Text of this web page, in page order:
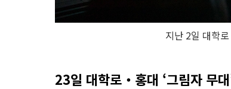
지난 2일 대학
23일 대학로‧홍대 ‘그림자 무대